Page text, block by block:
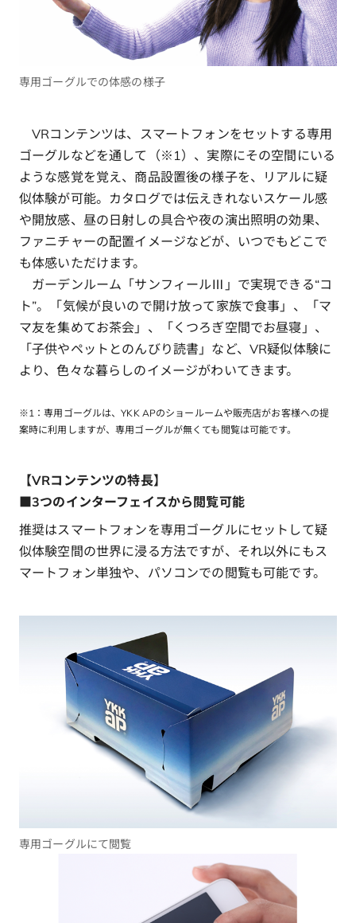
専用ゴーグルでの体感の様子
VRコンテンツは、スマートフォンをセットする専用
ゴーグルなどを通して（※1）、実際にその空間にいる
ような感覚を覚え、商品設置後の様子を、リアルに疑
似体験が可能。カタログでは伝えきれないスケール感
や開放感、昼の日射しの具合や夜の演出照明の効果、
ファニチャーの配置イメージなどが、いつでもどこで
も体感いただけます。
ガーデンルーム「サンフィールⅢ」で実現できる“コ
ト”。「気候が良いので開け放って家族で食事」、「マ
マ友を集めてお茶会」、「くつろぎ空間でお昼寝」、
「子供やペットとのんびり読書」など、VR疑似体験に
より、色々な暮らしのイメージがわいてきます。
※1：専用ゴーグルは、YKK APのショールームや販売店がお客様への提
案時に利用しますが、専用ゴーグルが無くても閲覧は可能です。
【VRコンテンツの特長】
■3つのインターフェイスから閲覧可能
推奨はスマートフォンを専用ゴーグルにセットして疑
似体験空間の世界に浸る方法ですが、それ以外にもス
マートフォン単独や、パソコンでの閲覧も可能です。
専用ゴーグルにて閲覧